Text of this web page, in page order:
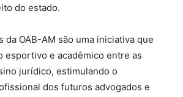
do estado.
da OAB-AM são uma iniciativa que
esportivo e acadêmico entre as
jurídico, estimulando o
dos futuros advogados e